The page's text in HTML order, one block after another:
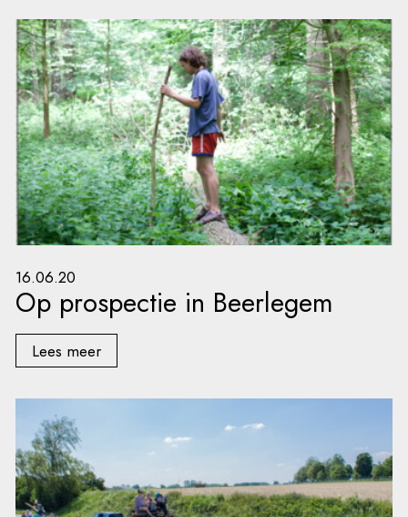
16.06.20
Op prospectie in Beerlegem
Lees meer